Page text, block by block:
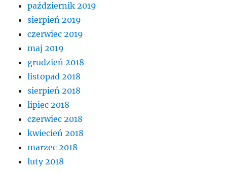
październik 2019
sierpień 2019
czerwiec 2019
maj 2019
grudzień 2018
listopad 2018
sierpień 2018
lipiec 2018
czerwiec 2018
kwiecień 2018
marzec 2018
luty 2018